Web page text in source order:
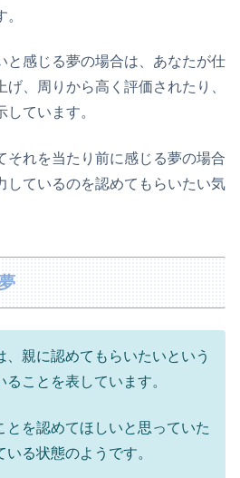
と感じる夢の場合は、あなたが仕
、周りから高く評価されたり、
ています。
それを当たり前に感じる夢の場合
しているのを認めてもらいたい気
、親に認めてもらいたいという
ことを表しています。
とを認めてほしいと思っていた
る状態のようです。